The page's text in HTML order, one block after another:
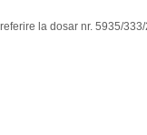
la dosar nr. 5935/